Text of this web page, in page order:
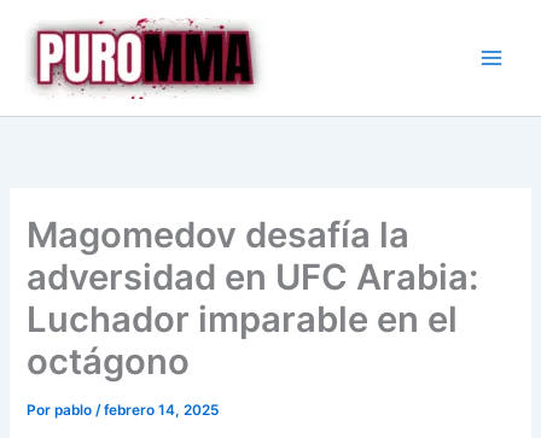
contenido
Magomedov desafía la
adversidad en UFC Arabia:
Luchador imparable en el
octágono
Porpablo/febrero 14, 2025